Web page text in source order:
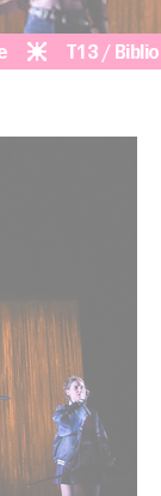
T13 / Bibliothèque